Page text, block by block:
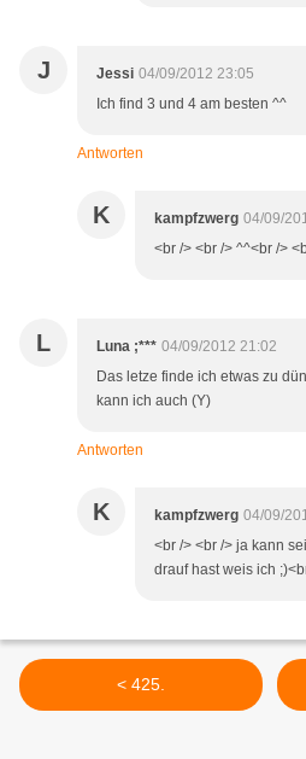
J Jessi 04/09/2012 23:05
Ich find 3 und 4 am besten ^^
Antworten
K kampfzwerg 04/09/
<br /> <br /> ^^<br />
L Luna ;*** 04/09/2012 21:02
Das letze finde ich etwas zu
kann ich auch (Y)
Antworten
K kampfzwerg 04/09/
<br /> <br /> ja kann
drauf hast weis ich
< 425.